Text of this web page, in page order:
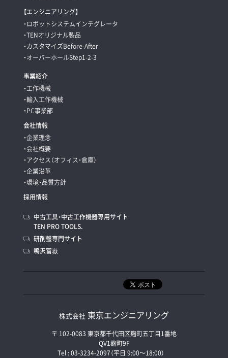
【エンジニアリング】
・ロボットシステムインテグレータ
・TENオリジナル製品
・カスタマイズBefore-After
・オーバーホールStep1-2-3
事業紹介
・工作機械
・輸入工作機械
・PC事業部
会社情報
・企業理念
・会社概要
・アクセス（オフィス・倉庫）
・企業沿革
・環境・品質方針
採用情報
中古工具・中古工作機器専用サイト
TEN PRO TOOLS.
研削盤専門サイト
鳴沢富嶽
株式会社 東京エンジニアリング
〒 102-0083 東京都千代田区麹町五丁目1番地
QV1麹町9F
Tel : 03-3234-2097（平日 9:00〜18:00）